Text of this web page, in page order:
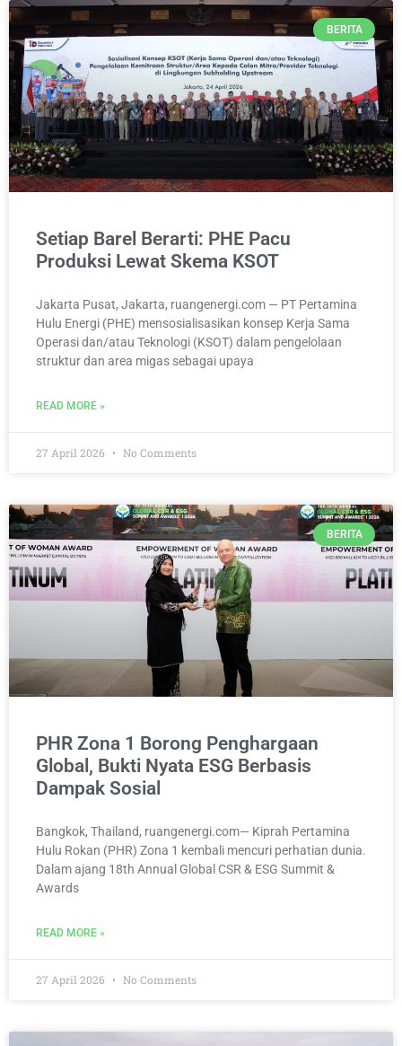
BERITA
Setiap Barel Berarti: PHE Pacu
Produksi Lewat Skema KSOT
Jakarta Pusat, Jakarta, ruangenergi.com — PT Pertamina
Hulu Energi (PHE) mensosialisasikan konsep Kerja Sama
Operasi dan/atau Teknologi (KSOT) dalam pengelolaan
struktur dan area migas sebagai upaya
READ MORE »
27 April 2026 No Comments
BERITA
PHR Zona 1 Borong Penghargaan
Global, Bukti Nyata ESG Berbasis
Dampak Sosial
Bangkok, Thailand, ruangenergi.com— Kiprah Pertamina
Hulu Rokan (PHR) Zona 1 kembali mencuri perhatian dunia.
Dalam ajang 18th Annual Global CSR & ESG Summit &
Awards
READ MORE »
27 April 2026 No Comments